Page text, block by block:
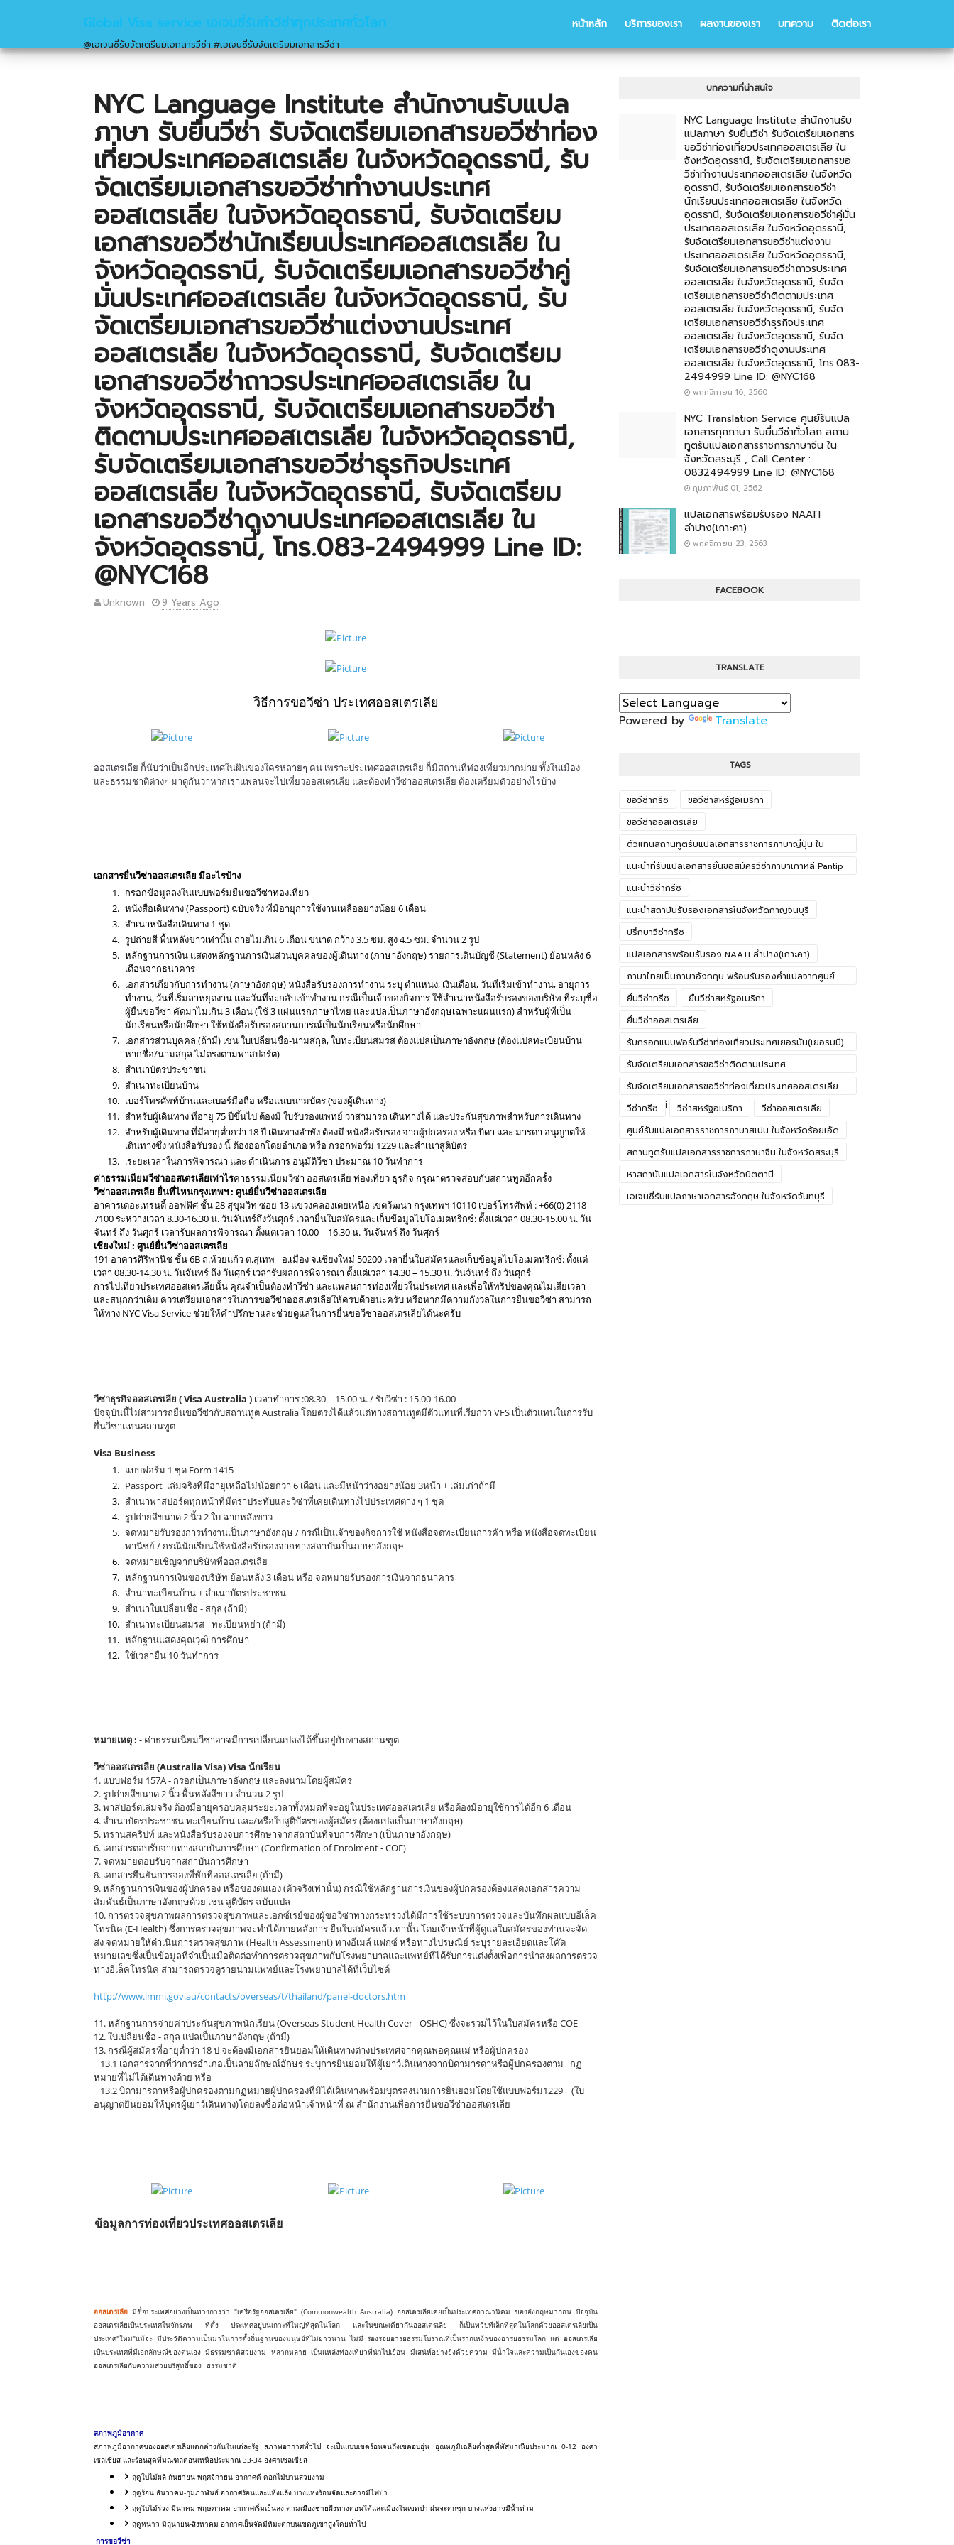
Global Visa service เอเจนซี่รับทำวีซ่าทุกประเทศทั่วโลก
@เอเจนซี่รับจัดเตรียมเอกสารวีซ่า #เอเจนซี่รับจัดเตรียมเอกสารวีซ่า
หน้าหลัก บริการของเรา ผลงานของเรา บทความ ติดต่อเรา
NYC Language Institute สำนักงานรับแปล
ภาษา รับยื่นวีซ่า รับจัดเตรียมเอกสารขอวีซ่าท่อง
เที่ยวประเทศออสเตรเลีย ในจังหวัดอุดรธานี, รับ
จัดเตรียมเอกสารขอวีซ่าทำงานประเทศ
ออสเตรเลีย ในจังหวัดอุดรธานี, รับจัดเตรียม
เอกสารขอวีซ่านักเรียนประเทศออสเตรเลีย ใน
จังหวัดอุดรธานี, รับจัดเตรียมเอกสารขอวีซ่าคู่
มั่นประเทศออสเตรเลีย ในจังหวัดอุดรธานี, รับ
จัดเตรียมเอกสารขอวีซ่าแต่งงานประเทศ
ออสเตรเลีย ในจังหวัดอุดรธานี, รับจัดเตรียม
เอกสารขอวีซ่าถาวรประเทศออสเตรเลีย ใน
จังหวัดอุดรธานี, รับจัดเตรียมเอกสารขอวีซ่า
ติดตามประเทศออสเตรเลีย ในจังหวัดอุดรธานี,
รับจัดเตรียมเอกสารขอวีซ่าธุรกิจประเทศ
ออสเตรเลีย ในจังหวัดอุดรธานี, รับจัดเตรียม
เอกสารขอวีซ่าดูงานประเทศออสเตรเลีย ใน
จังหวัดอุดรธานี, โทร.083-2494999 Line ID:
@NYC168
Unknown 9 Years Ago
วิธีการขอวีซ่า ประเทศออสเตรเลีย
ออสเตรเลีย ก็นับว่าเป็นอีกประเทศในฝันของใครหลายๆ คน เพราะประเทศออสเตรเลีย ก็มีสถานที่ท่องเที่ยวมากมาย ทั้งในเมือง
และธรรมชาติต่างๆ มาดูกันว่าหากเราแพลนจะไปเที่ยวออสเตรเลีย และต้องทำวีซ่าออสเตรเลีย ต้องเตรียมตัวอย่างไรบ้าง
เอกสารยื่นวีซ่าออสเตรเลีย มีอะไรบ้าง
กรอกข้อมูลลงในแบบฟอร์มยื่นขอวีซ่าท่องเที่ยว
หนังสือเดินทาง (Passport) ฉบับจริง ที่มีอายุการใช้งานเหลืออย่างน้อย 6 เดือน
สำเนาหนังสือเดินทาง 1 ชุด
รูปถ่ายสี พื้นหลังขาวเท่านั้น ถ่ายไม่เกิน 6 เดือน ขนาด กว้าง 3.5 ซม. สูง 4.5 ซม. จำนวน 2 รูป
หลักฐานการเงิน แสดงหลักฐานการเงินส่วนบุคคลของผู้เดินทาง (ภาษาอังกฤษ) รายการเดินบัญชี (Statement) ย้อนหลัง 6
เดือนจากธนาคาร
เอกสารเกี่ยวกับการทำงาน (ภาษาอังกฤษ) หนังสือรับรองการทำงาน ระบุ ตำแหน่ง, เงินเดือน, วันที่เริ่มเข้าทำงาน, อายุการ
ทำงาน, วันที่เริ่มลาหยุดงาน และวันที่จะกลับเข้าทำงาน กรณีเป็นเจ้าของกิจการ ใช้สำเนาหนังสือรับรองของบริษัท ที่ระบุชื่อ
ผู้ยื่นขอวีซ่า คัดมาไม่เกิน 3 เดือน (ใช้ 3 แผ่นแรกภาษาไทย และแปลเป็นภาษาอังกฤษเฉพาะแผ่นแรก) สำหรับผู้ที่เป็น
นักเรียนหรือนักศึกษา ใช้หนังสือรับรองสถานการณ์เป็นนักเรียนหรือนักศึกษา
เอกสารส่วนบุคคล (ถ้ามี) เช่น ใบเปลี่ยนชื่อ-นามสกุล, ใบทะเบียนสมรส ต้องแปลเป็นภาษาอังกฤษ (ต้องแปลทะเบียนบ้าน
หากชื่อ/นามสกุล ไม่ตรงตามพาสปอร์ต)
สำเนาบัตรประชาชน
สำเนาทะเบียนบ้าน
เบอร์โทรศัพท์บ้านและเบอร์มือถือ หรือแนบนามบัตร (ของผู้เดินทาง)
สำหรับผู้เดินทาง ที่อายุ 75 ปีขึ้นไป ต้องมี ใบรับรองแพทย์ ว่าสามารถ เดินทางได้ และประกันสุขภาพสำหรับการเดินทาง
สำหรับผู้เดินทาง ที่มีอายุต่ำกว่า 18 ปี เดินทางลำพัง ต้องมี หนังสือรับรอง จากผู้ปกครอง หรือ บิดา และ มารดา อนุญาตให้
เดินทางซึ่ง หนังสือรับรอง นี้ ต้องออกโดยอำเภอ หรือ กรอกฟอร์ม 1229 และสำเนาสูติบัตร
.ระยะเวลาในการพิจารณา และ ดำเนินการ อนุมัติวีซ่า ประมาณ 10 วันทำการ
ค่าธรรมเนียมวีซ่าออสเตรเลียเท่าไรค่าธรรมเนียมวีซ่า ออสเตรเลีย ท่องเที่ยว ธุรกิจ กรุณาตรวจสอบกับสถานทูตอีกครั้ง
วีซ่าออสเตรเลีย ยื่นที่ไหนกรุงเทพฯ : ศูนย์ยื่นวีซ่าออสเตรเลีย
อาคารเดอะเทรนดี้ ออฟฟิศ ชั้น 28 สุขุมวิท ซอย 13 แขวงคลองเตยเหนือ เขตวัฒนา กรุงเทพฯ 10110 เบอร์โทรศัพท์ : +66(0) 2118
7100 ระหว่างเวลา 8.30-16.30 น. วันจันทร์ถึงวันศุกร์ เวลายื่นใบสมัครและเก็บข้อมูลไบโอเมตทริกซ์: ตั้งแต่เวลา 08.30-15.00 น. วัน
จันทร์ ถึง วันศุกร์ เวลารับผลการพิจารณา ตั้งแต่เวลา 10.00 – 16.30 น. วันจันทร์ ถึง วันศุกร์
เชียงใหม่ : ศูนย์ยื่นวีซ่าออสเตรเลีย
191 อาคารศิริพานิช ชั้น 6B ถ.ห้วยแก้ว ต.สุเทพ - อ.เมือง จ.เชียงใหม่ 50200 เวลายื่นใบสมัครและเก็บข้อมูลไบโอเมตทริกซ์: ตั้งแต่
เวลา 08.30-14.30 น. วันจันทร์ ถึง วันศุกร์ เวลารับผลการพิจารณา ตั้งแต่เวลา 14.30 – 15.30 น. วันจันทร์ ถึง วันศุกร์
การไปเที่ยวประเทศออสเตรเลียนั้น คุณจำเป็นต้องทำวีซ่า และแพลนการท่องเที่ยวในประเทศ และเพื่อให้ทริปของคุณไม่เสียเวลา
และสนุกกว่าเดิม ควรเตรียมเอกสารในการขอวีซ่าออสเตรเลียให้ครบด้วยนะครับ หรือหากมีความกังวลในการยื่นขอวีซ่า สามารถ
ให้ทาง NYC Visa Service ช่วยให้คำปรึกษาและช่วยดูแลในการยื่นขอวีซ่าออสเตรเลียได้นะครับ
วีซ่าธุรกิจออสเตรเลีย ( Visa Australia ) เวลาทำการ :08.30 – 15.00 น. / รับวีซ่า : 15.00-16.00
ปัจจุบันนี้ไม่สามารถยื่นขอวีซ่ากับสถานทูต Australia โดยตรงได้แล้วแต่ทางสถานทูตมีตัวแทนที่เรียกว่า VFS เป็นตัวแทนในการรับ
ยื่นวีซ่าแทนสถานทูต
Visa Business
แบบฟอร์ม 1 ชุด Form 1415
Passport เล่มจริงที่มีอายุเหลือไม่น้อยกว่า 6 เดือน และมีหน้าว่างอย่างน้อย 3หน้า + เล่มเก่าถ้ามี
สำเนาพาสปอร์ตทุกหน้าที่มีตราประทับและวีซ่าที่เคยเดินทางไปประเทศต่าง ๆ 1 ชุด
รูปถ่ายสีขนาด 2 นิ้ว 2 ใบ ฉากหลังขาว
จดหมายรับรองการทำงานเป็นภาษาอังกฤษ / กรณีเป็นเจ้าของกิจการใช้ หนังสือจดทะเบียนการค้า หรือ หนังสือจดทะเบียน
พานิชย์ / กรณีนักเรียนใช้หนังสือรับรองจากทางสถาบันเป็นภาษาอังกฤษ
จดหมายเชิญจากบริษัทที่ออสเตรเลีย
หลักฐานการเงินของบริษัท ย้อนหลัง 3 เดือน หรือ จดหมายรับรองการเงินจากธนาคาร
สำนาทะเบียนบ้าน + สำเนาบัตรประชาชน
สำเนาใบเปลี่ยนชื่อ - สกุล (ถ้ามี)
สำเนาทะเบียนสมรส - ทะเบียนหย่า (ถ้ามี)
หลักฐานแสดงคุณวุฒิ การศึกษา
ใช้เวลายื่น 10 วันทำการ
หมายเหตุ : - ค่าธรรมเนียมวีซ่าอาจมีการเปลี่ยนแปลงได้ขึ้นอยู่กับทางสถานฑูต
วีซ่าออสเตรเลีย (Australia Visa)Visa นักเรียน
1. แบบฟอร์ม 157A - กรอกเป็นภาษาอังกฤษ และลงนามโดยผู้สมัคร
2. รูปถ่ายสีขนาด 2 นิ้ว พื้นหลังสีขาว จำนวน 2 รูป
3. พาสปอร์ตเล่มจริง ต้องมีอายุครอบคลุมระยะเวลาทั้งหมดที่จะอยู่ในประเทศออสเตรเลีย หรือต้องมีอายุใช้การได้อีก 6 เดือน
4. สำเนาบัตรประชาชน ทะเบียนบ้าน และ/หรือใบสูติบัตรของผู้สมัคร (ต้องแปลเป็นภาษาอังกฤษ)
5. ทรานสคริปท์ และหนังสือรับรองจบการศึกษาจากสถาบันที่จบการศึกษา (เป็นภาษาอังกฤษ)
6. เอกสารตอบรับจากทางสถาบันการศึกษา (Confirmation of Enrolment - COE)
7. จดหมายตอบรับจากสถาบันการศึกษา
8. เอกสารยืนยันการจองที่พักที่ออสเตรเลีย (ถ้ามี)
9. หลักฐานการเงินของผู้ปกครอง หรือของตนเอง (ตัวจริงเท่านั้น) กรณีใช้หลักฐานการเงินของผู้ปกครองต้องแสดงเอกสารความ
สัมพันธ์เป็นภาษาอังกฤษด้วย เช่น สูติบัตร ฉบับแปล
10. การตรวจสุขภาพผลการตรวจสุขภาพและเอกซ์เรย์ของผู้ขอวีซ่าทางกระทรวงได้มีการใช้ระบบการตรวจและบันทึกผลแบบอีเล็ค
โทรนิค (E-Health) ซึ่งการตรวจสุขภาพจะทำได้ภายหลังการ ยื่นใบสมัครแล้วเท่านั้น โดยเจ้าหน้าที่ผู้ดูแลใบสมัครของท่านจะจัด
ส่ง จดหมายให้ดำเนินการตรวจสุขภาพ (Health Assessment) ทางอีเมล์ แฟกซ์ หรือทางไปรษณีย์ ระบุรายละเอียดและโค๊ด
หมายเลขซึ่งเป็นข้อมูลที่จำเป็นเมื่อติดต่อทำการตรวจสุขภาพกับโรงพยาบาลและแพทย์ที่ได้รับการแต่งตั้งเพื่อการนำส่งผลการตรวจ
ทางอีเล็คโทรนิค สามารถตรวจดูรายนามแพทย์และโรงพยาบาลได้ที่เว็บไซด์
http://www.immi.gov.au/contacts/overseas/t/thailand/panel-doctors.htm
11. หลักฐานการจ่ายค่าประกันสุขภาพนักเรียน (Overseas Student Health Cover - OSHC) ซึ่งจะรวมไว้ในใบสมัครหรือ COE
12. ใบเปลี่ยนชื่อ - สกุล แปลเป็นภาษาอังกฤษ (ถ้ามี)
13. กรณีผู้สมัครที่อายุต่ำว่า 18 ป จะต้องมีเอกสารยินยอมให้เดินทางต่างประเทศจากคุณพ่อคุณแม่ หรือผู้ปกครอง
13.1 เอกสารจากที่ว่าการอำเภอเป็นลายลักษณ์อักษร ระบุการยินยอมให้ผู้เยาว์เดินทางจากบิดามารดาหรือผู้ปกครองตาม กฏ
หมายที่ไม่ได้เดินทางด้วย หรือ
13.2 บิดามารดาหรือผู้ปกครองตามกฏหมายผู้ปกครองที่มิได้เดินทางพร้อมบุตรลงนามการยินยอมโดยใช้แบบฟอร์ม1229 (ใบ
อนุญาตยินยอมให้บุตรผู้เยาว์เดินทาง)โดยลงชื่อต่อหน้าเจ้าหน้าที่ ณ สำนักงานเพื่อการยื่นขอวีซ่าออสเตรเลีย
ข้อมูลการท่องเที่ยวประเทศออสเตรเลีย
ออสเตรเลีย มีชื่อประเทศอย่างเป็นทางการว่า "เครือรัฐออสเตรเลีย" (Commonwealth Australia) ออสเตรเลียเคยเป็นประเทศอาณานิคม ของอังกฤษมาก่อน ปัจจุบัน
ออสเตรเลียเป็นประเทศในจักรภพ ที่ตั้ง ประเทศอยู่บนเกาะที่ใหญ่ที่สุดในโลก และในขณะเดียวกันออสเตรเลีย ก็เป็นทวีปทีเล็กที่สุดในโลกด้วยออสเตรเลียเป็น
ประเทศ"ใหม่"แม้จะ มีประวัติความเป็นมาในการตั้งถิ่นฐานของมนุษย์ที่ไม่ยาวนาน ไม่มี ร่องรอยอารยธรรมโบราณที่เป็นรากเหง้าของอารยธรรมโลก แต่ ออสเตรเลีย
เป็นประเทศที่มีเอกลักษณ์ของตนเอง มีธรรมชาติสวยงาม หลากหลาย เป็นแหล่งท่องเที่ยวที่น่าไปเยือน มีเสน่ห์อย่างยิ่งด้วยความ มีน้ำใจและความเป็นกันเองของคน
ออสเตรเลียกับความสวยบริสุทธิ์ของ ธรรมชาติ
สภาพภูมิอากาศ
สภาพภูมิอากาศของออสเตรเลียแตกต่างกันในแต่ละรัฐ สภาพอากาศทั่วไป จะเป็นแบบเขตร้อนจนถึงเขตอบอุ่น อุณหภูมิเฉลี่ยต่ำสุดที่ทัสมาเนียประมาณ 0-12 องศา
เซลเซียส และร้อนสุดที่มณฑลตอนเหนือประมาณ 33-34 องศาเซลเซียส
ฤดูใบไม้ผลิ กันยายน-พฤศจิกายน อากาศดี ดอกไม้บานสวยงาม
ฤดูร้อน ธันวาคม-กุมภาพันธ์ อากาศร้อนและแห้งแล้ง บางแห่งร้อนจัดและอาจมีไฟป่า
ฤดูใบไม้ร่วง มีนาคม-พฤษภาคม อากาศเริ่มเย็นลง ตามเมืองชายฝั่งทางตอนใต้และเมืองในเขตป่า ฝนจะตกชุก บางแห่งอาจมีน้ำท่วม
ฤดูหนาว มิถุนายน-สิงหาคม อากาศเย็นจัดมีหิมะตกบนเขตภูเขาสูงโดยทั่วไป
การขอวีซ่า
บทความที่น่าสนใจ
NYC Language Institute สำนักงานรับ
แปลภาษา รับยื่นวีซ่า รับจัดเตรียมเอกสาร
ขอวีซ่าท่องเที่ยวประเทศออสเตรเลีย ใน
จังหวัดอุดรธานี, รับจัดเตรียมเอกสารขอ
วีซ่าทำงานประเทศออสเตรเลีย ในจังหวัด
อุดรธานี, รับจัดเตรียมเอกสารขอวีซ่า
นักเรียนประเทศออสเตรเลีย ในจังหวัด
อุดรธานี, รับจัดเตรียมเอกสารขอวีซ่าคู่มั่น
ประเทศออสเตรเลีย ในจังหวัดอุดรธานี,
รับจัดเตรียมเอกสารขอวีซ่าแต่งงาน
ประเทศออสเตรเลีย ในจังหวัดอุดรธานี,
รับจัดเตรียมเอกสารขอวีซ่าถาวรประเทศ
ออสเตรเลีย ในจังหวัดอุดรธานี, รับจัด
เตรียมเอกสารขอวีซ่าติดตามประเทศ
ออสเตรเลีย ในจังหวัดอุดรธานี, รับจัด
เตรียมเอกสารขอวีซ่าธุรกิจประเทศ
ออสเตรเลีย ในจังหวัดอุดรธานี, รับจัด
เตรียมเอกสารขอวีซ่าดูงานประเทศ
ออสเตรเลีย ในจังหวัดอุดรธานี, โทร.083-
2494999 Line ID: @NYC168
พฤศจิกายน 16, 2560
NYC Translation Service ศูนย์รับแปล
เอกสารทุกภาษา รับยื่นวีซ่าทั่วโลก สถาน
ทูตรับแปลเอกสารราชการภาษาจีน ใน
จังหวัดสระบุรี , Call Center :
0832494999 Line ID: @NYC168
กุมภาพันธ์ 01, 2562
แปลเอกสารพร้อมรับรอง NAATI
ลำปาง(เกาะคา)
พฤศจิกายน 23, 2563
FACEBOOK
TRANSLATE
Powered by Translate
TAGS
ขอวีซ่ากรีซ
ขอวีซ่าสหรัฐอเมริกา
ขอวีซ่าออสเตรเลีย
ตัวแทนสถานทูตรับแปลเอกสารราชการภาษาญี่ปุ่น ใน
จังหวัดอ่างทอง
แนะนำที่รับแปลเอกสารยื่นขอสมัครวีซ่าภาษาเกาหลี Pantip
ในจังหวัดบุรีรัมย์
แนะนำวีซ่ากรีซ
แนะนำสถาบันรับรองเอกสารในจังหวัดกาญจนบุรี
ปรึกษาวีซ่ากรีซ
แปลเอกสารพร้อมรับรอง NAATI ลำปาง(เกาะคา)
ภาษาไทยเป็นภาษาอังกฤษ พร้อมรับรองคำแปลจากศูนย์
แปลภาษา
ยื่นวีซ่ากรีซ
ยื่นวีซ่าสหรัฐอเมริกา
ยื่นวีซ่าออสเตรเลีย
รับกรอกแบบฟอร์มวีซ่าท่องเที่ยวประเทศเยอรมัน(เยอรมนี)
ขอนแก่น
รับจัดเตรียมเอกสารขอวีซ่าติดตามประเทศ
เยอรมัน(เยอรมนี) บึงกาฬ
รับจัดเตรียมเอกสารขอวีซ่าท่องเที่ยวประเทศออสเตรเลีย
ในอุดรธานี
วีซ่ากรีซ วีซ่าสหรัฐอเมริกา
วีซ่าออสเตรเลีย
ศูนย์รับแปลเอกสารราชการภาษาสเปน ในจังหวัดร้อยเอ็ด
สถานทูตรับแปลเอกสารราชการภาษาจีน ในจังหวัดสระบุรี
หาสถาบันแปลเอกสารในจังหวัดปัตตานี
เอเจนซี่รับแปลภาษาเอกสารอังกฤษ ในจังหวัดจันทบุรี